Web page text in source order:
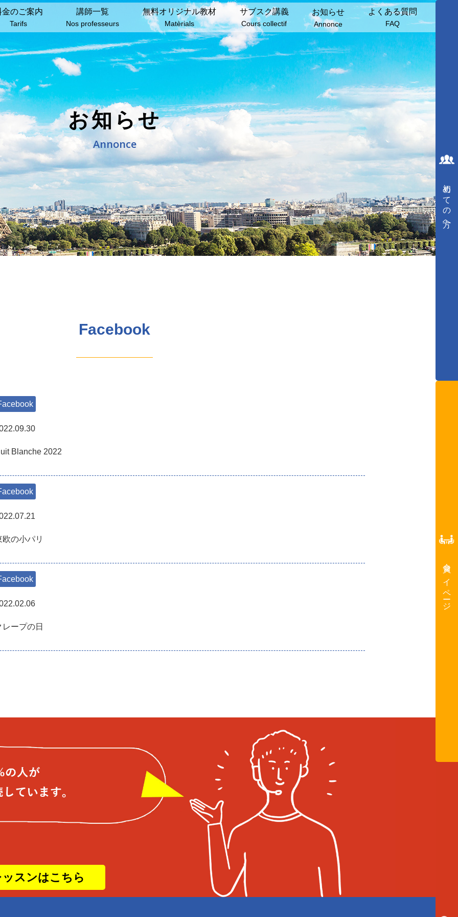
⾦のご案内
Tarifs
講師⼀覧
Nos professeurs
無料オリジナル教材
Matèrials
サブスク講義
Cours collectif
お知らせ
Annonce
よくある質問
FAQ
初めての方へ
会員マイページ
お知らせ
Annonce
Facebook
Blanche 2022
欧の小パリ
レープの日
スンはこちら